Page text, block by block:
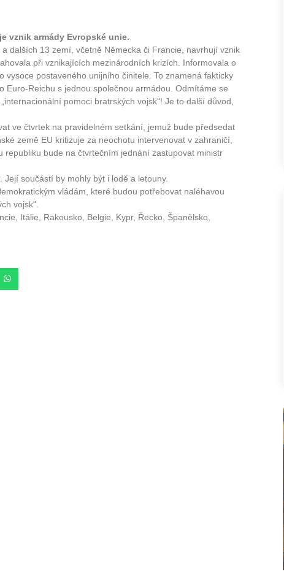
vznik armády Evropské unie.
dalších 13 zemí, včetně Německa či Francie, navrhují vznik
při vznikajících mezinárodních krizích. Informovala o
postaveného unijního činitele. To znamená fakticky
Reichu s jednou společnou armádou. Odmítáme se
pomoci bratrských vojsk“! Je to další důvod,
ve čtvrtek na pravidelném setkání, jemuž bude předsedat
země EU kritizuje za neochotu intervenovat v zahraničí,
bude na čtvrtečním jednání zastupovat ministr
součástí by mohly být i lodě a letouny.
vládám, které budou potřebovat naléhavou
vojsk“.
Itálie, Rakousko, Belgie, Kypr, Řecko, Španělsko,